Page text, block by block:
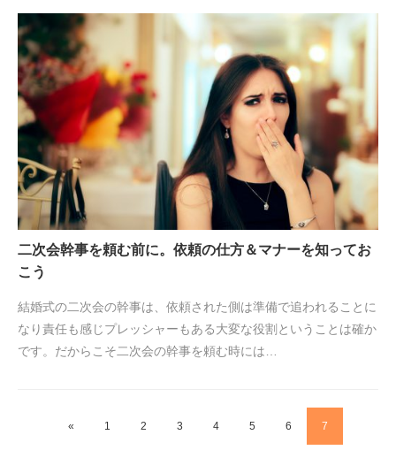
二次会幹事を頼む前に。依頼の仕方＆マナーを知ってお
こう
結婚式の二次会の幹事は、依頼された側は準備で追われることに
なり責任も感じプレッシャーもある大変な役割ということは確か
です。だからこそ二次会の幹事を頼む時には…
« 1 2 3 4 5 6 7